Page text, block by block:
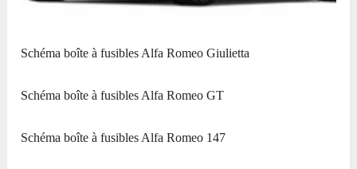
Schéma boîte à fusibles Alfa Romeo Giulietta
Schéma boîte à fusibles Alfa Romeo GT
Schéma boîte à fusibles Alfa Romeo 147